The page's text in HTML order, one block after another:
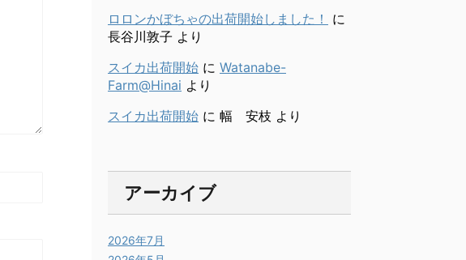
ロロンかぼちゃの出荷開始しました！
に
長谷川敦子 より
スイカ出荷開始 に Watanabe-
Farm@Hinai より
スイカ出荷開始 に 幅 安枝 より
アーカイブ
2026年7月